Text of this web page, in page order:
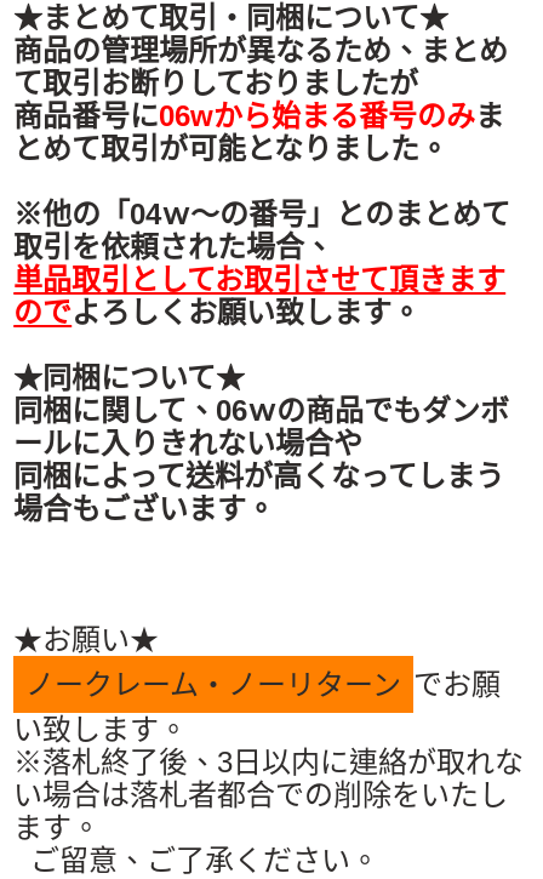
★まとめて取引・同梱について★
商品の管理場所が異なるため、まとめ
て取引お断りしておりましたが
商品番号に06wから始まる番号のみま
とめて取引が可能となりました。
※他の「04ｗ～の番号」とのまとめて
取引を依頼された場合、
単品取引としてお取引させて頂きます
のでよろしくお願い致します。
★同梱について★
同梱に関して、06ｗの商品でもダンボ
ールに入りきれない場合や
同梱によって送料が高くなってしまう
場合もございます。
★お願い★
ノークレーム・ノーリターン でお願
い致します。
※落札終了後、3日以内に連絡が取れな
い場合は落札者都合での削除をいたし
ます。
ご留意、ご了承ください。